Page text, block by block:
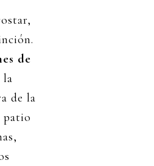
de
la
de la
patio